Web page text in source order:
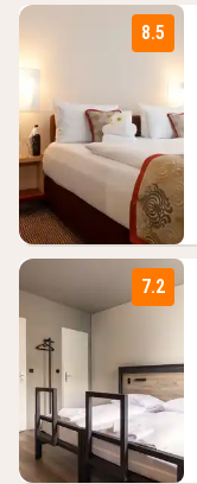
8.5
7.2